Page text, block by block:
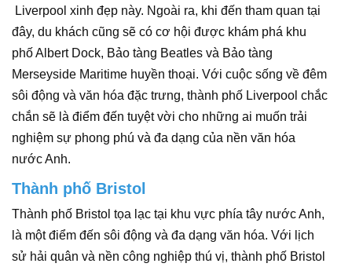
Liverpool xinh đẹp này. Ngoài ra, khi đến tham quan tại
đây, du khách cũng sẽ có cơ hội được khám phá khu
phố Albert Dock, Bảo tàng Beatles và Bảo tàng
Merseyside Maritime huyền thoại. Với cuộc sống về đêm
sôi động và văn hóa đặc trưng, thành phố Liverpool chắc
chắn sẽ là điểm đến tuyệt vời cho những ai muốn trải
nghiệm sự phong phú và đa dạng của nền văn hóa
nước Anh.
Thành phố Bristol
Thành phố Bristol tọa lạc tại khu vực phía tây nước Anh,
là một điểm đến sôi động và đa dạng văn hóa. Với lịch
sử hải quân và nền công nghiệp thú vị, thành phố Bristol